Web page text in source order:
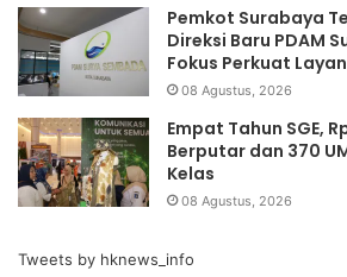
Pemkot Surabaya
Direksi Baru PDAM
Fokus Perkuat
08 Agustus, 2026
Empat Tahun SGE,
Berputar dan 370
Kelas
08 Agustus, 2026
Tweets by hknews_info